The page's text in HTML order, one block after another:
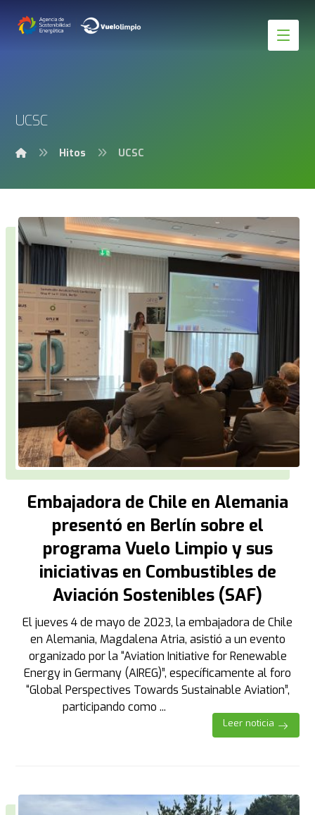
UCSC
Hitos UCSC
Embajadora de Chile en Alemania
presentó en Berlín sobre el
programa Vuelo Limpio y sus
iniciativas en Combustibles de
Aviación Sostenibles (SAF)
El jueves 4 de mayo de 2023, la embajadora de Chile
en Alemania, Magdalena Atria, asistió a un evento
organizado por la “Aviation Initiative for Renewable
Energy in Germany (AIREG)”, específicamente al foro
“Global Perspectives Towards Sustainable Aviation”,
participando como ...
Leer noticia